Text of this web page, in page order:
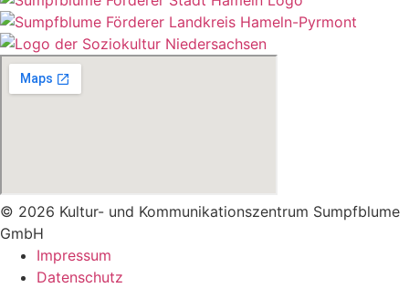
© 2026 Kultur- und Kommunikationszentrum Sumpfblume
GmbH
Impressum
Datenschutz